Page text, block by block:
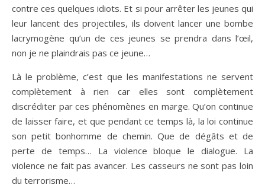
contre ces quelques idiots. Et si pour arrêter les jeunes qui
leur lancent des projectiles, ils doivent lancer une bombe
lacrymogène qu’un de ces jeunes se prendra dans l’œil,
non je ne plaindrais pas ce jeune…
Là le problème, c’est que les manifestations ne servent
complètement à rien car elles sont complètement
discréditer par ces phénomènes en marge. Qu’on continue
de laisser faire, et que pendant ce temps là, la loi continue
son petit bonhomme de chemin. Que de dégâts et de
perte de temps… La violence bloque le dialogue. La
violence ne fait pas avancer. Les casseurs ne sont pas loin
du terrorisme…